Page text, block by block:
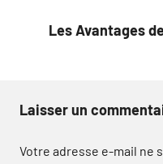
Les Avantages
Laisser un
Votre adresse e-mail ne